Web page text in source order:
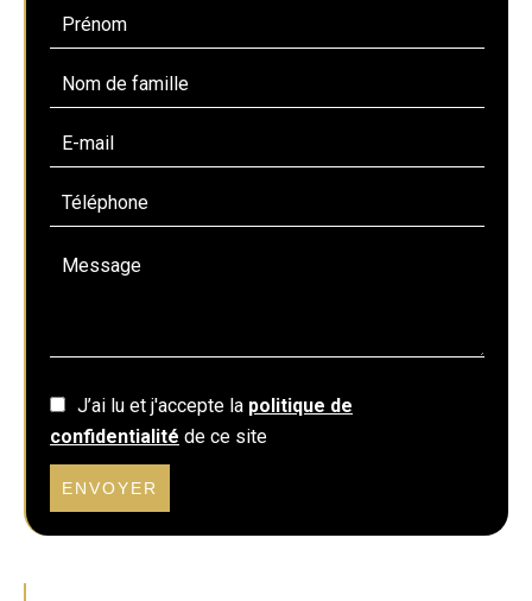
J’ai lu et j'accepte la politique de
confidentialité de ce site
ENVOYER